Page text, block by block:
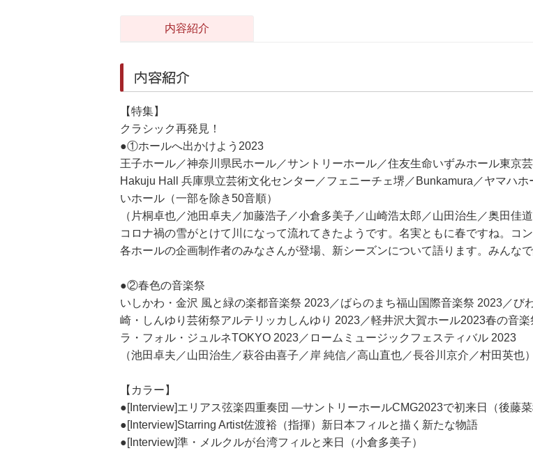
内容紹介
内容紹介
【特集】
クラシック再発見！
●①ホールへ出かけよう2023
王子ホール／神奈川県民ホール／サントリーホール／住友生命いずみホール東京
Hakuju Hall 兵庫県立芸術文化センター／フェニーチェ堺／Bunkamura／ヤマハ
いホール（一部を除き50音順）
（片桐卓也／池田卓夫／加藤浩子／小倉多美子／山崎浩太郎／山田治生／奥田佳道
コロナ禍の雪がとけて川になって流れてきたようです。名実ともに春ですね。コ
各ホールの企画制作者のみなさんが登場、新シーズンについて語ります。みんな
●②春色の音楽祭
いしかわ・金沢 風と緑の楽都音楽祭 2023／ばらのまち福山国際音楽祭 2023／び
崎・しんゆり芸術祭アルテリッカしんゆり 2023／軽井沢大賀ホール2023春の音
ラ・フォル・ジュルネTOKYO 2023／ロームミュージックフェスティバル 2023
（池田卓夫／山田治生／萩谷由喜子／岸 純信／高山直也／長谷川京介／村田英也）
【カラー】
●[Interview]エリアス弦楽四重奏団 ―サントリーホールCMG2023で初来日（後藤菜
●[Interview]Starring Artist佐渡裕（指揮）新日本フィルと描く新たな物語
●[Interview]準・メルクルが台湾フィルと来日（小倉多美子）